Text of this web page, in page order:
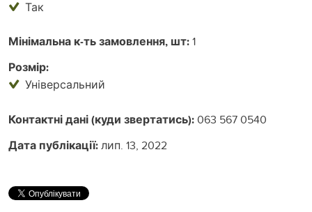
Так
Мінімальна к-ть замовлення, шт:1
Розмір:
Універсальний
Контактні дані (куди звертатись):063 567 0540
Дата публікації:лип. 13, 2022